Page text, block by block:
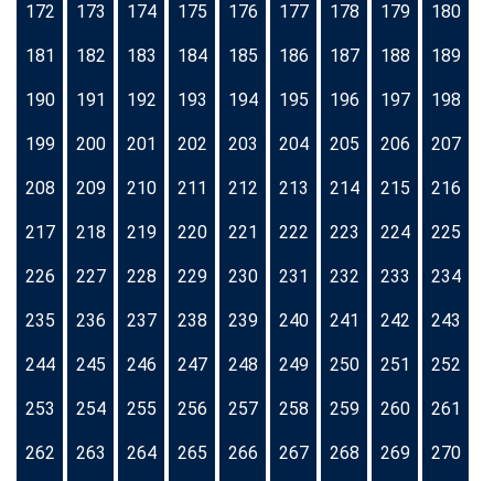
172 173 174 175 176 177 178 179 180
181 182 183 184 185 186 187 188 189
190 191 192 193 194 195 196 197 198
199 200 201 202 203 204 205 206 207
208 209 210 211 212 213 214 215 216
217 218 219 220 221 222 223 224 225
226 227 228 229 230 231 232 233 234
235 236 237 238 239 240 241 242 243
244 245 246 247 248 249 250 251 252
253 254 255 256 257 258 259 260 261
262 263 264 265 266 267 268 269 270